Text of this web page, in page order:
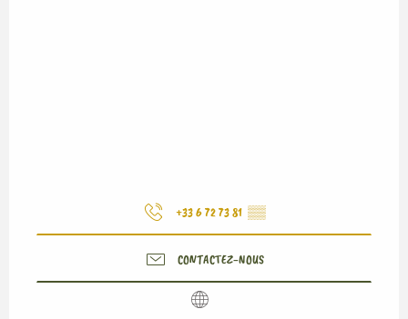
+33 6 72 73 81 ▒▒
CONTACTEZ-NOUS